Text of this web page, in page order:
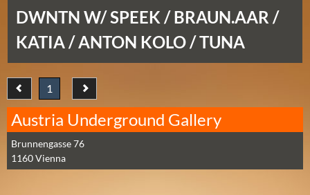
DWNTN W/ SPEEK / BRAUN.AAR /
KATIA / ANTON KOLO / TUNA
1
Austria Underground Gallery
Brunnengasse 76
1160Vienna